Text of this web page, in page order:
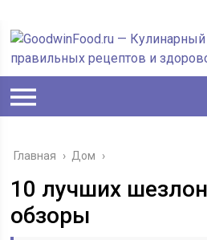
Главная › Дом ›
10 лучших
обзоры